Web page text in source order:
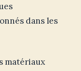
dans les
matériaux